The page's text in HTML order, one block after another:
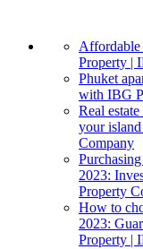
Affordable
Property |
Phuket
with IBG
Real
your
Company
2023:
Property
How to
2023:
Property |